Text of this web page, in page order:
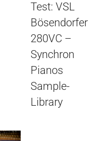
Test: VSL
Bösendorfer
280VC –
Synchron
Pianos
Sample-
Library